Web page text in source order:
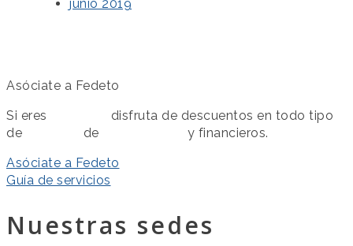
junio 2019
Asóciate a Fedeto
Si eres
disfruta de descuentos en todo tipo
de
de
y financieros.
Asóciate a Fedeto
Guía de servicios
Nuestras sedes